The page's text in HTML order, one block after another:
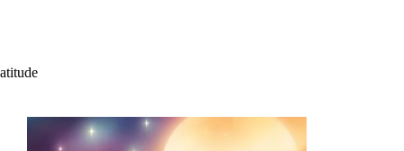
atitude